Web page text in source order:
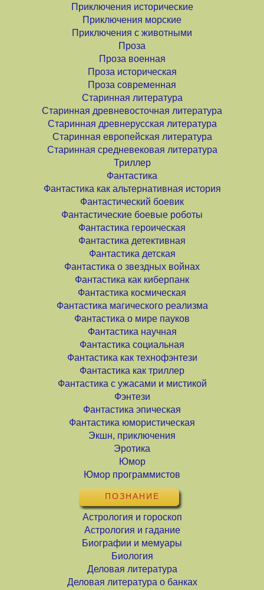
Приключения исторические
Приключения морские
Приключения с животными
Проза
Проза военная
Проза историческая
Проза современная
Старинная литература
Старинная древневосточная литература
Старинная древнерусская литература
Старинная европейская литература
Старинная средневековая литература
Триллер
Фантастика
Фантастика как альтернативная история
Фантастический боевик
Фантастические боевые роботы
Фантастика героическая
Фантастика детективная
Фантастика детская
Фантастика о звездных войнах
Фантастика как киберпанк
Фантастика космическая
Фантастика магического реализма
Фантастика о мире пауков
Фантастика научная
Фантастика социальная
Фантастика как технофэнтези
Фантастика как триллер
Фантастика с ужасами и мистикой
Фэнтези
Фантастика эпическая
Фантастика юмористическая
Экшн, приключения
Эротика
Юмор
Юмор программистов
ПОЗНАНИЕ
Астрология и гороскоп
Астрология и гадание
Биографии и мемуары
Биология
Деловая литература
Деловая литература о банках